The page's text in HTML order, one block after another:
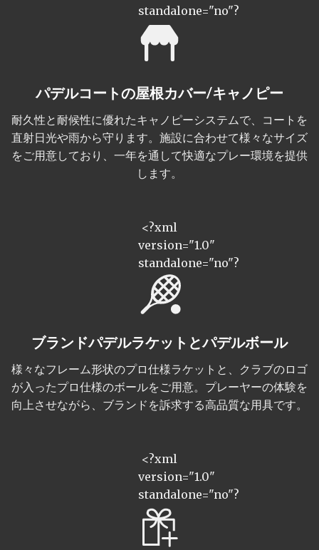
standalone="no"?
パデルコートの屋根カバー/キャノピー
耐久性と耐候性に優れたキャノピーシステムで、コートを
直射日光や雨から守ります。施設に合わせて様々なサイズ
をご用意しており、一年を通して快適なプレー環境を提供
します。
<?xml
version="1.0"
standalone="no"?
ブランドパデルラケットとパデルボール
様々なフレーム形状のプロ仕様ラケットと、クラブのロゴ
が入ったプロ仕様のボールをご用意。プレーヤーの体験を
向上させながら、ブランドを訴求する高品質な用具です。
<?xml
version="1.0"
standalone="no"?